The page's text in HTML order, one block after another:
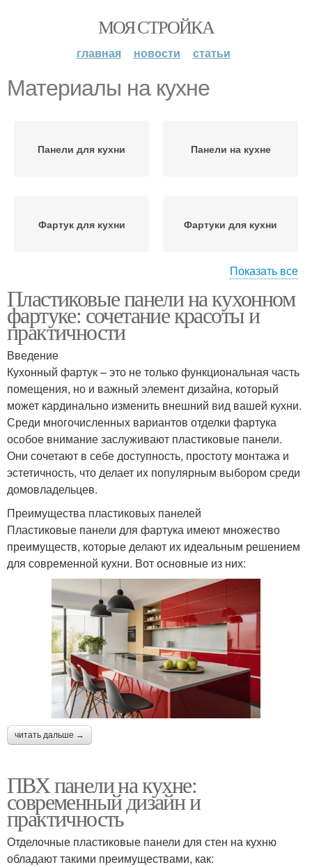
МОЯ СТРОЙКА
главная новости статьи
Материалы на кухне
Панели для кухни Панели на кухне
Фартук для кухни Фартуки для кухни
Фартук на кухне
Показать все
Пластиковые панели на кухонном
фартуке: сочетание красоты и
практичности
Введение
Кухонный фартук – это не только функциональная часть
помещения, но и важный элемент дизайна, который
может кардинально изменить внешний вид вашей кухни.
Среди многочисленных вариантов отделки фартука
особое внимание заслуживают пластиковые панели.
Они сочетают в себе доступность, простоту монтажа и
эстетичность, что делает их популярным выбором среди
домовладельцев.
Преимущества пластиковых панелей
Пластиковые панели для фартука имеют множество
преимуществ, которые делают их идеальным решением
для современной кухни. Вот основные из них:
читать дальше →
ПВХ панели на кухне:
современный дизайн и
практичность
Отделочные пластиковые панели для стен на кухню
обладают такими преимуществами, как: